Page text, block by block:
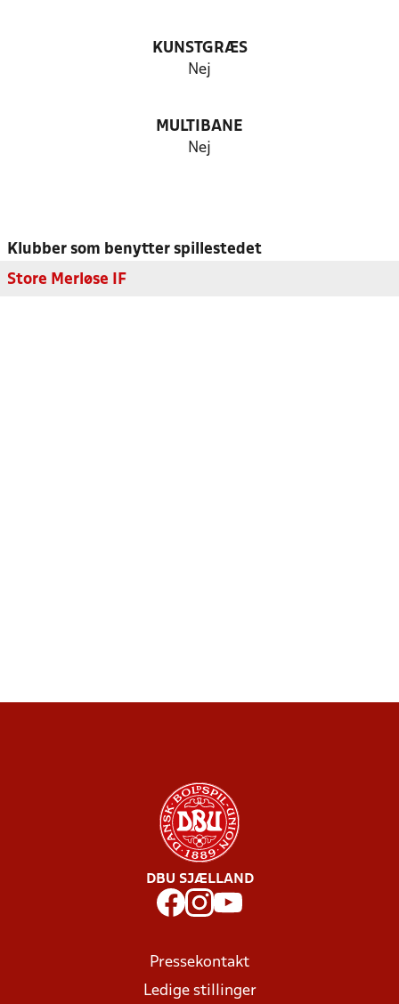
KUNSTGRÆS
Nej
MULTIBANE
Nej
Klubber som benytter spillestedet
Store Merløse IF
DBU SJÆLLAND
Pressekontakt
Ledige stillinger